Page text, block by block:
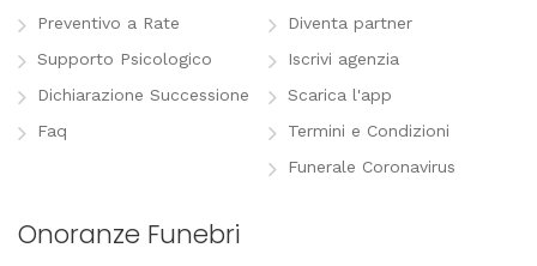
Preventivo a Rate
Supporto Psicologico
Dichiarazione Successione
Faq
Diventa partner
Iscrivi agenzia
Scarica l'app
Termini e Condizioni
Funerale Coronavirus
Onoranze Funebri